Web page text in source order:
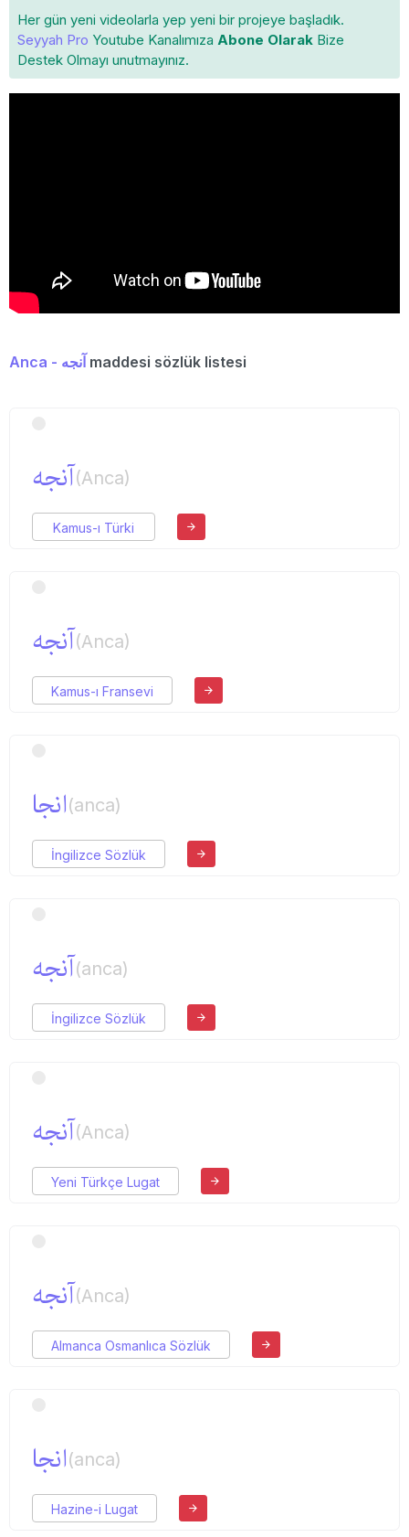
Her gün yeni videolarla yep yeni bir projeye başladık.
Seyyah Pro Youtube Kanalımıza Abone Olarak Bize
Destek Olmayı unutmayınız.
Anca - آنجه maddesi sözlük listesi
آنجه(Anca)
Kamus-ı Türki
آنجه(Anca)
Kamus-ı Fransevi
انجا(anca)
İngilizce Sözlük
آنجه(anca)
İngilizce Sözlük
آنجه(Anca)
Yeni Türkçe Lugat
آنجه(Anca)
Almanca Osmanlıca Sözlük
انجا(anca)
Hazine-i Lugat